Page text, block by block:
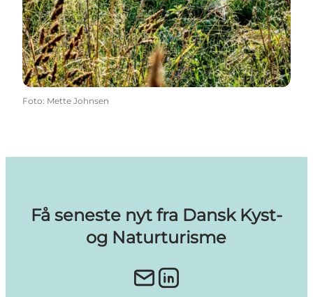
Foto: Mette Johnsen
Få seneste nyt fra Dansk Kyst-
og Naturturisme